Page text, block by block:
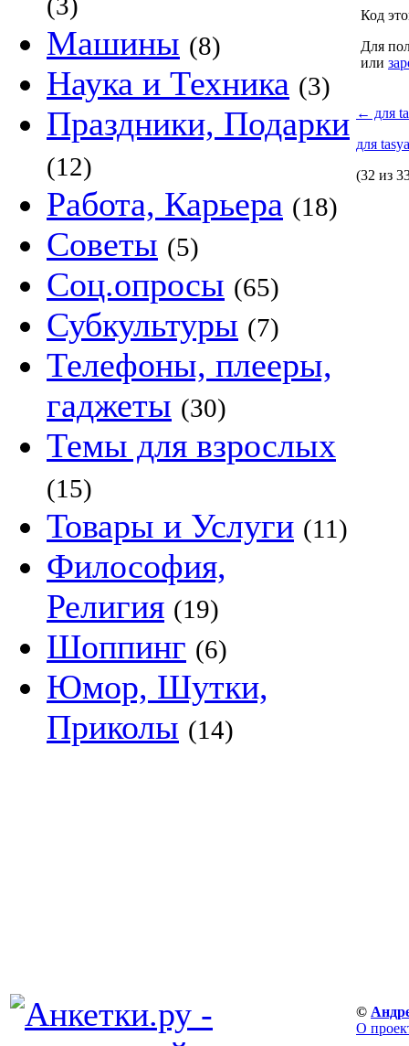
Машины (8)
Наука и Техника (3)
Праздники, Подарки
(12)
Работа, Карьера (18)
Советы (5)
Соц.опросы (65)
Субкультуры (7)
Телефоны, плееры,
гаджеты (30)
Темы для взрослых
(15)
Товары и Услуги (11)
Философия,
Религия (19)
Шоппинг (6)
Юмор, Шутки,
Приколы (14)
Код
Для
или
← для
для
(32 из
©
О